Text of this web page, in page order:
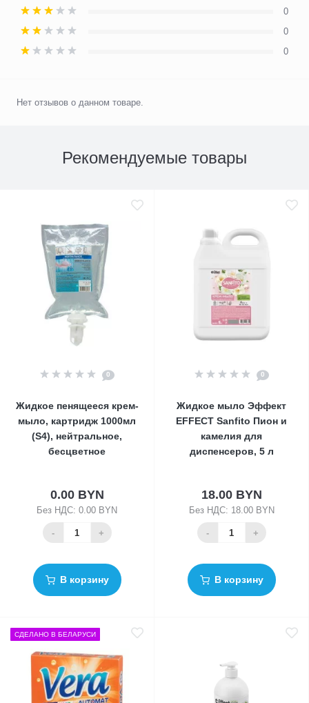
0
0
0
Нет отзывов о данном товаре.
Рекомендуемые товары
0
Жидкое пенящееся крем-
мыло, картридж 1000мл
(S4), нейтральное,
бесцветное
0.00 BYN
Без НДС: 0.00 BYN
- +
В корзину
0
Жидкое мыло Эффект
EFFECT Sanfito Пион и
камелия для
диспенсеров, 5 л
18.00 BYN
Без НДС: 18.00 BYN
- +
В корзину
СДЕЛАНО В БЕЛАРУСИ